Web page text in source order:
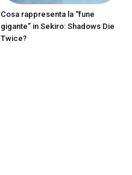
Cosa rappresenta la “fune
gigante” in Sekiro: Shadows Die
Twice?